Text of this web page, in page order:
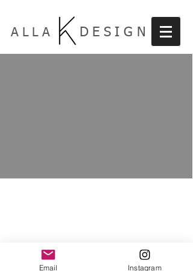
ALLA DESIGN
Email Instagram